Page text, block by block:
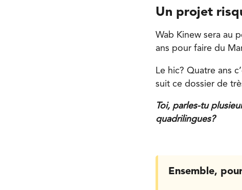
Un projet
Wab Kinew sera au
ans pour faire du
Le hic? Quatre ans
suit ce dossier de
Toi, parles-tu
quadrilingues?
Ensemble,